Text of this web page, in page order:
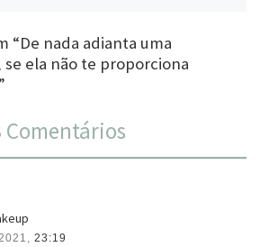
“De nada adianta uma
ela não te proporciona
Comentários
23:19